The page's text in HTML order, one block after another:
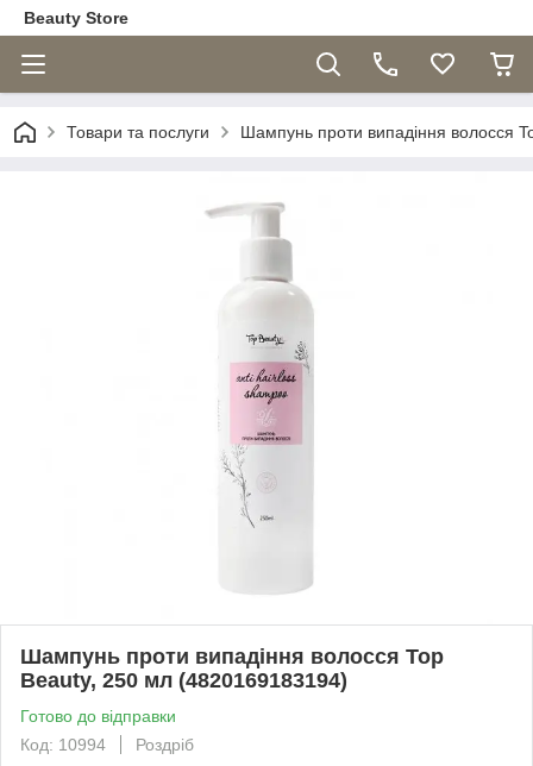
Beauty Store
Товари та послуги Шампунь проти випадіння волосся
Шампунь проти випадіння волосся Top
Beauty, 250 мл (4820169183194)
Готово до відправки
Код: 10994
Роздріб